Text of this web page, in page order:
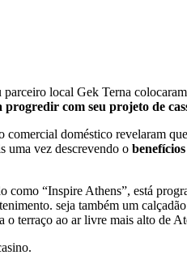
local Gek Terna
progredir com seu projeto de
comercial doméstico revelaram
uma vez descrevendo o
como “Inspire Athens”, está
seja também um
o terraço ao ar livre mais alto de